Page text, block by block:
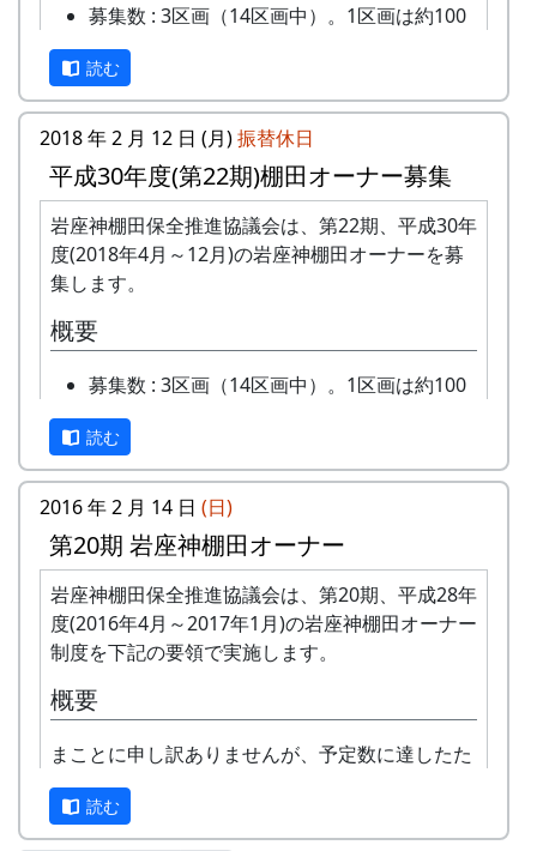
募集数 : 3区画（14区画中）。1区画は約100
平方メートルです。
応募資格 : まじめに農業に取り組み、自然と
ふれあう勇気をお持ちで、地域になじめるか
た。家族や団体でも結構です。
年会費 : 1区画5万円です。
申込み期限 : 2019年3月15日。
選考 : 応募者が募集数を超えた場合は、アン
ケート回答をもとに、当協議会で書類選考さ
せていただきます。
FAXまたはメールでお申し込み下さい（FAX
名、電話番号を明記して下さい）。 折り返
し、詳しい内容と「申し込みアンケート」を
お送りいたしますので、申し込みアンケート
をご返送ください。
申込み・お問合せの窓口
岩座神棚田保全推進協議会事務局
TEL & FAX: 9999-99-9999
携帯: 999-9999-9999
MAIL : mailaddress
読む
2018 年 2 月 12 日 (月)振替休日
平成30年度(第22期)棚田オーナー募集
岩座神棚田保全推進協議会は、第22期、平成30年
度(2018年4月～12月)の岩座神棚田オーナーを募
集します。
概要
募集数 : 3区画（14区画中）。1区画は約100
平方メートルです。
応募資格 : まじめに農業に取り組み、自然と
ふれあう勇気をお持ちで、地域になじめるか
た。家族や団体でも結構です。
年会費 : 1区画5万円です。
申込み期限 : 2018年2月28日。
選考 : 応募者が募集数を超えた場合は、アン
ケート回答をもとに、当協議会で書類選考さ
せていただきます。
FAXまたはメールでお申し込み下さい（FAX
名、電話番号を明記して下さい）。 折り返
し、詳しい内容と「申し込みアンケート」を
お送りいたしますので、申し込みアンケート
をご返送ください。
読む
2016 年 2 月 14 日 (日)
第20期 岩座神棚田オーナー
岩座神棚田保全推進協議会は、第20期、平成28年
度(2016年4月～2017年1月)の岩座神棚田オーナー
制度を下記の要領で実施します。
概要
まことに申し訳ありませんが、予定数に達したた
め、オーナーの募集は締め切らせていただきまし
た。悪しからずご了承下さい。
読む